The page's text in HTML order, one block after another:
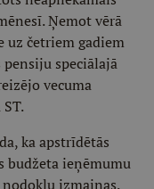
Ņemot vērā
uz četriem gadiem
speciālajā
vecuma
ka apstrīdētās
budžeta ieņēmumu
izmaiņas.